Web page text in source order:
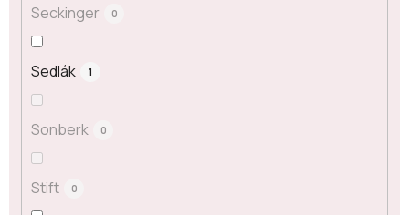
Seckinger 0
Sedlák 1
Sonberk 0
Stift 0